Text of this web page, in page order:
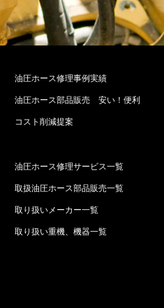
油圧ホース修理事例実績
油圧ホース部品販売 安い！便利
コスト削減提案
油圧ホース修理サービス一覧
取扱油圧ホース部品販売一覧
取り扱いメーカー一覧
取り扱い重機、機器一覧